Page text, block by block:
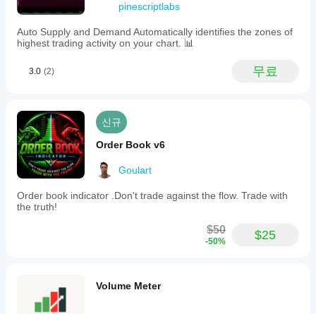
pinescriptlabs
Auto Supply and Demand Automatically identifies the zones of
highest trading activity on your chart. 📊
3.0 (2) 무료
신규
Order Book v6
Goulart
Order book indicator .Don't trade against the flow. Trade with
the truth!
$50
-50% $25
Volume Meter